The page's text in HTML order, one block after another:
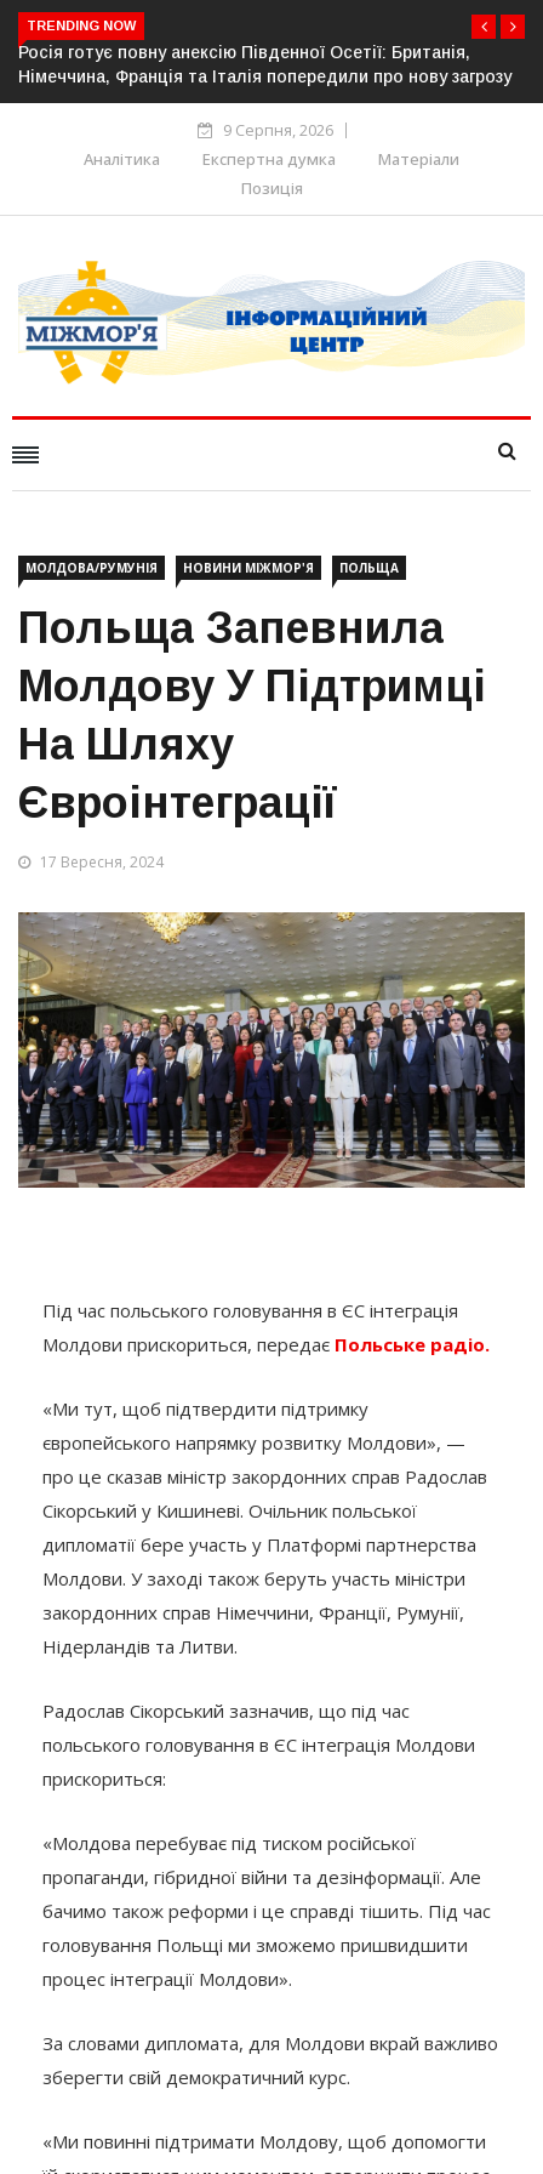
TRENDING NOW
загрозу
Естонія посилює кордон із Росією:
прикордонної інфраструктури
9 Серпня, 2026
Аналітика
Експертна думка
Матеріали
Позиція
МОЛДОВА/РУМУНІЯ НОВИНИ МІЖМОР'Я ПОЛЬЩА
Польща Запевнила
Молдову У Підтримці
На Шляху
Євроінтеграції
17 Вересня, 2024
Під час польського головування в ЄС інтеграція
Молдови прискориться, передає Польське радіо.
«Ми тут, щоб підтвердити підтримку
європейського напрямку розвитку Молдови», —
про це сказав міністр закордонних справ Радослав
Сікорський у Кишиневі. Очільник польської
дипломатії бере участь у Платформі партнерства
Молдови. У заході також беруть участь міністри
закордонних справ Німеччини, Франції, Румунії,
Нідерландів та Литви.
Радослав Сікорський зазначив, що під час
польського головування в ЄС інтеграція Молдови
прискориться:
«Молдова перебуває під тиском російської
пропаганди, гібридної війни та дезінформації. Але
бачимо також реформи і це справді тішить. Під час
головування Польщі ми зможемо пришвидшити
процес інтеграції Молдови».
За словами дипломата, для Молдови вкрай важливо
зберегти свій демократичний курс.
«Ми повинні підтримати Молдову, щоб допомогти